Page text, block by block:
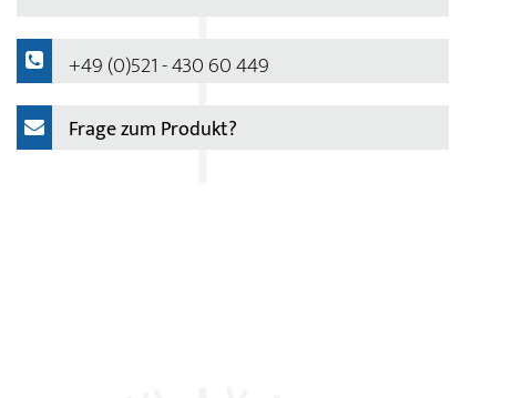
+49 (0)521 - 430 60 449
Frage zum Produkt?